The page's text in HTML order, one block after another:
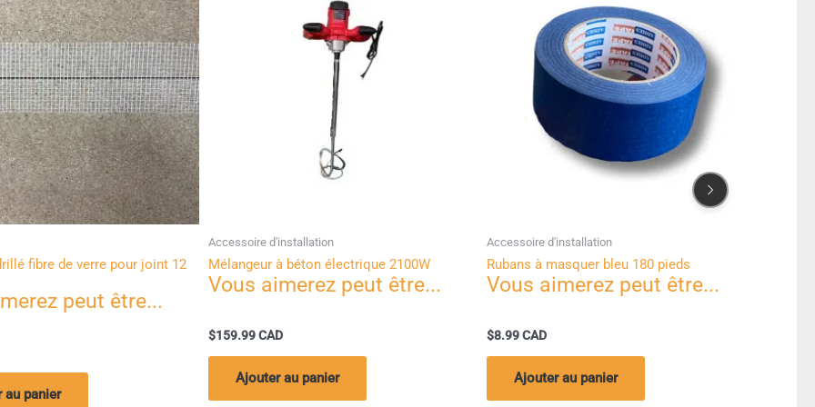
à béton électrique 2100W
Ajouter au panier
Accessoire d'installation
Rubans à masquer bleu 180 pieds
$
Ajouter au panier
Accessoire d'installation
Ruban d’étanchéité 12 pieds
Ajouter au panier